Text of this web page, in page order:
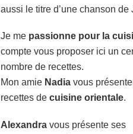
aussi le titre d’une chanson de
Je me passionne pour la
compte vous proposer ici un
nombre de recettes.
Mon amie Nadia vous
recettes de cuisine orientale.
Alexandra vous présente ses